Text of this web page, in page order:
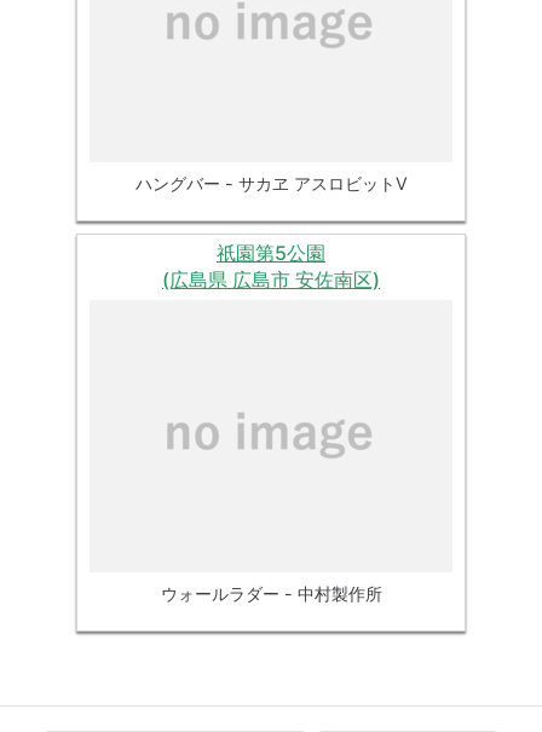
ハングバー - サカヱ アスロビットⅤ
祇園第5公園
(広島県 広島市 安佐南区)
ウォールラダー - 中村製作所